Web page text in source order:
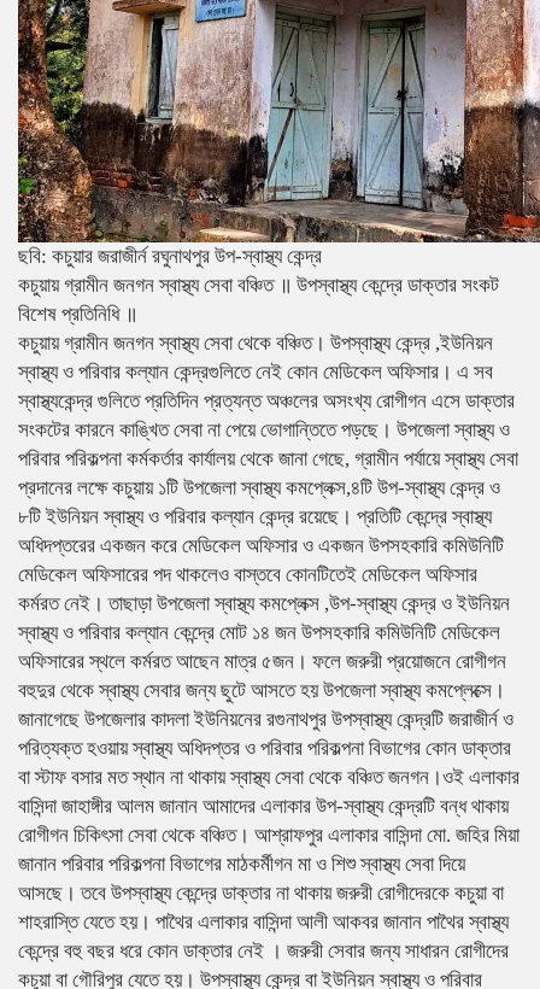
ছবি: কচুয়ার জরাজীর্ন রঘুনাথপুর উপ-স্বাস্থ্য কেন্দ্র
কচুয়ায় গ্রামীন জনগন স্বাস্থ্য সেবা বঞ্চিত ॥ উপস্বাস্থ্য কেন্দ্রে ডাক্তার সংকট
বিশেষ প্রতিনিধি ॥
কচুয়ায় গ্রামীন জনগন স্বাস্থ্য সেবা থেকে বঞ্চিত। উপস্বাস্থ্য কেন্দ্র ,ইউনিয়ন
স্বাস্থ্য ও পরিবার কল্যান কেন্দ্রগুলিতে নেই কোন মেডিকেল অফিসার। এ সব
স্বাস্থ্যকেন্দ্র গুলিতে প্রতিদিন প্রত্যন্ত অঞ্চলের অসংখ্য রোগীগন এসে ডাক্তার
সংকটের কারনে কাঙ্খিত সেবা না পেয়ে ভোগান্তিতে পড়ছে। উপজেলা স্বাস্থ্য ও
পরিবার পরিকল্পনা কর্মকর্তার কার্যালয় থেকে জানা গেছে, গ্রামীন পর্যায়ে স্বাস্থ্য সেবা
প্রদানের লক্ষে কচুয়ায় ১টি উপজেলা স্বাস্থ্য কমপ্লেক্স,৪টি উপ-স্বাস্থ্য কেন্দ্র ও
৮টি ইউনিয়ন স্বাস্থ্য ও পরিবার কল্যান কেন্দ্র রয়েছে। প্রতিটি কেন্দ্রে স্বাস্থ্য
অধিদপ্তরের একজন করে মেডিকেল অফিসার ও একজন উপসহকারি কমিউনিটি
মেডিকেল অফিসারের পদ থাকলেও বাস্তবে কোনটিতেই মেডিকেল অফিসার
কর্মরত নেই। তাছাড়া উপজেলা স্বাস্থ্য কমপ্লেক্স ,উপ-স্বাস্থ্য কেন্দ্র ও ইউনিয়ন
স্বাস্থ্য ও পরিবার কল্যান কেন্দ্রে মোট ১৪ জন উপসহকারি কমিউনিটি মেডিকেল
অফিসারের স্থলে কর্মরত আছেন মাত্র ৫জন। ফলে জরুরী প্রয়োজনে রোগীগন
বহুদুর থেকে স্বাস্থ্য সেবার জন্য ছুটে আসতে হয় উপজেলা স্বাস্থ্য কমপ্লেক্সে।
জানাগেছে উপজেলার কাদলা ইউনিয়নের রগুনাথপুর উপস্বাস্থ্য কেন্দ্রটি জরাজীর্ন ও
পরিত্যক্ত হওয়ায় স্বাস্থ্য অধিদপ্তর ও পরিবার পরিকল্পনা বিভাগের কোন ডাক্তার
বা স্টাফ বসার মত স্থান না থাকায় স্বাস্থ্য সেবা থেকে বঞ্চিত জনগন।ওই এলাকার
বাসিন্দা জাহাঙ্গীর আলম জানান আমাদের এলাকার উপ-স্বাস্থ্য কেন্দ্রটি বন্ধ থাকায়
রোগীগন চিকিৎসা সেবা থেকে বঞ্চিত। আশ্রাফপুর এলাকার বাসিন্দা মো. জহির মিয়া
জানান পরিবার পরিকল্পনা বিভাগের মাঠকর্মীগন মা ও শিশু স্বাস্থ্য সেবা দিয়ে
আসছে। তবে উপস্বাস্থ্য কেন্দ্রে ডাক্তার না থাকায় জরুরী রোগীদেরকে কচুয়া বা
শাহরাস্তি যেতে হয়। পাথৈর এলাকার বাসিন্দা আলী আকবর জানান পাথৈর স্বাস্থ্য
কেন্দ্রে বহু বছর ধরে কোন ডাক্তার নেই । জরুরী সেবার জন্য সাধারন রোগীদের
কচুয়া বা গৌরিপুর যেতে হয়। উপস্বাস্থ্য কেন্দ্র বা ইউনিয়ন স্বাস্থ্য ও পরিবার